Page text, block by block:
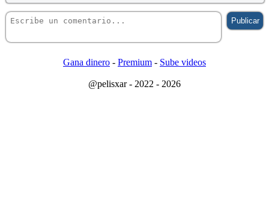
Gana dinero- Premium- Sube videos
@pelisxar - 2022 - 2026